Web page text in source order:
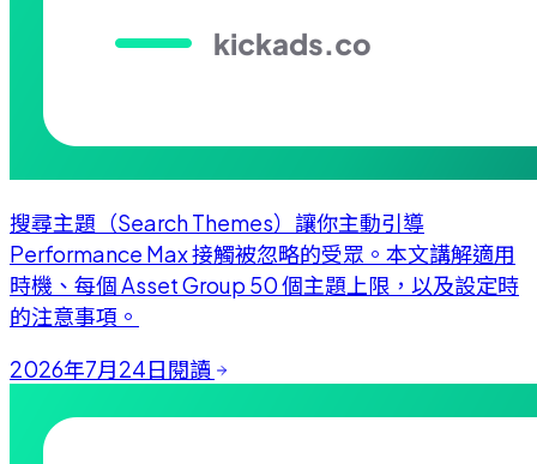
搜尋主題（Search Themes）讓你主動引導
Performance Max 接觸被忽略的受眾。本文講解適用
時機、每個 Asset Group 50 個主題上限，以及設定時
的注意事項。
2026年7月24日閱讀